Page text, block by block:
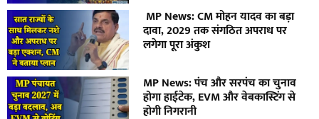
MP News: CM मोहन यादव का बड़ा
दावा, 2029 तक संगठित अपराध पर
लगेगा पूरा अंकुश
MP News: पंच और सरपंच का चुनाव
होगा हाईटेक, EVM और वेबकास्टिंग से
होगी निगरानी